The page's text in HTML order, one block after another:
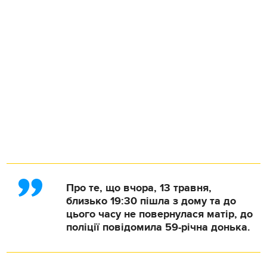
Про те, що вчора, 13 травня,
близько 19:30 пішла з дому та до
цього часу не повернулася матір, до
поліції повідомила 59-річна донька.